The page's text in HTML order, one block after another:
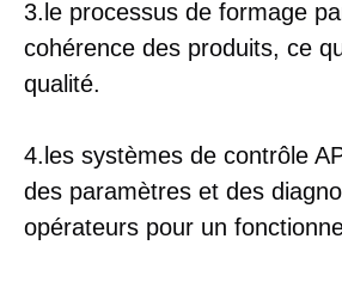
3.le processus de formage
cohérence des produits, ce
qualité.
4.les systèmes de contrôle
des paramètres et des
opérateurs pour un